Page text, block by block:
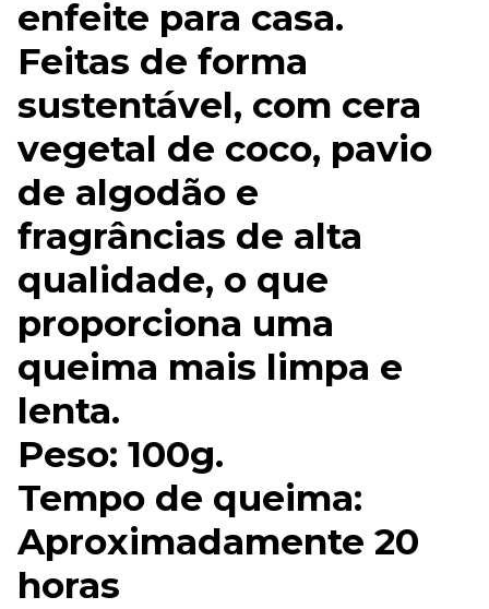
enfeite para casa.
Feitas de forma
sustentável, com cera
vegetal de coco, pavio
de algodão e
fragrâncias de alta
qualidade, o que
proporciona uma
queima mais limpa e
lenta.
Peso: 100g.
Tempo de queima:
Aproximadamente 20
horas